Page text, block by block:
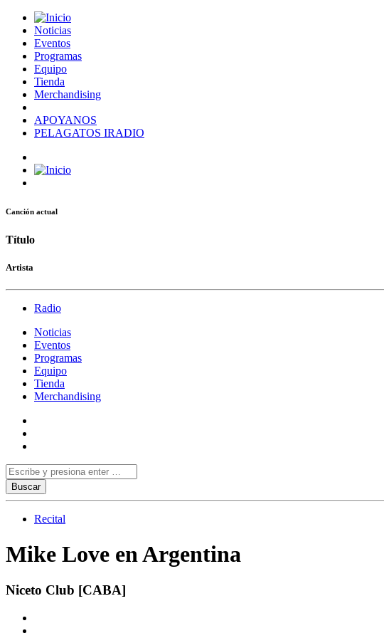
Noticias
Eventos
Programas
Equipo
Tienda
Merchandising
APOYANOS
PELAGATOS IRADIO
Canción actual
Título
Artista
Radio
Noticias
Eventos
Programas
Equipo
Tienda
Merchandising
Recital
Mike Love en Argentina
Niceto Club [CABA]